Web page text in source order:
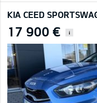
KIA CEED
17 900 € i